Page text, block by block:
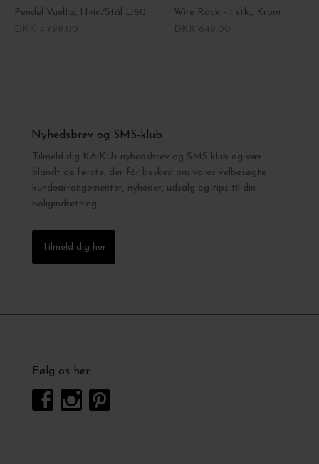
Pendel Vuelta, Hvid/Stål L:60
Wire Rack - 1 stk., Krom
Nyhedsbrev og SMS-klub
Tilmeld dig KAiKUs nyhedsbrev og SMS klub og vær
blandt de første, der får besked om vores velbesøgte
kundearrangementer, nyheder, udsalg og tips til din
boligindretning.
Tilmeld dig her
Følg os her